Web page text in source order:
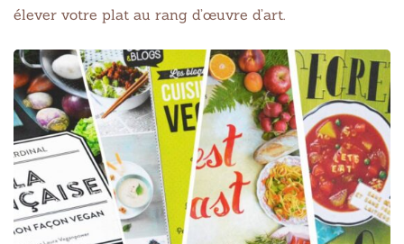
élever votre plat au rang d’œuvre d’art.